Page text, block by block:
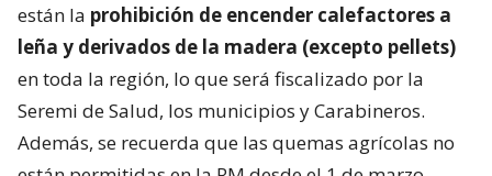
están la prohibición de encender calefactores a
leña y derivados de la madera (excepto pellets)
en toda la región, lo que será fiscalizado por la
Seremi de Salud, los municipios y Carabineros.
Además, se recuerda que las quemas agrícolas no